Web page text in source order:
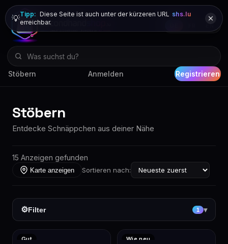
Stöbern Anmelden Registrieren
💡Tipp: Diese Seite ist auch unter der kürzeren URL shs.lu
erreichbar.
Stöbern
Entdecke Schnäppchen aus deiner Nähe
15 Anzeigen gefunden
Karte anzeigen Sortieren nach:
⚙Filter 1 ▾
Gut Wie neu